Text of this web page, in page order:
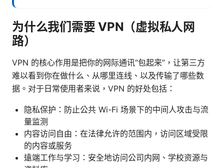
为什么我们需要 VPN（虚拟私人网
路）
VPN 的核心作用是把你的网际通讯“包起来”，让第三方
难以看到你在做什么、从哪里连线、以及传输了哪些数
据。对于日常使用者来说，VPN 的好处包括：
隐私保护：防止公共 Wi-Fi 场景下的中间人攻击与流
量监测
内容访问自由：在法律允许的范围内，访问区域受限
的内容或服务
遠端工作与学习：安全地访问公司内网、学校资源与